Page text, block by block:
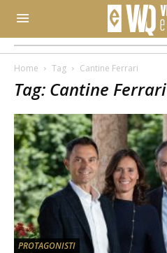
Home Tag Cantine Ferrari
Tag: Cantine Ferrari
PROTAGONISTI